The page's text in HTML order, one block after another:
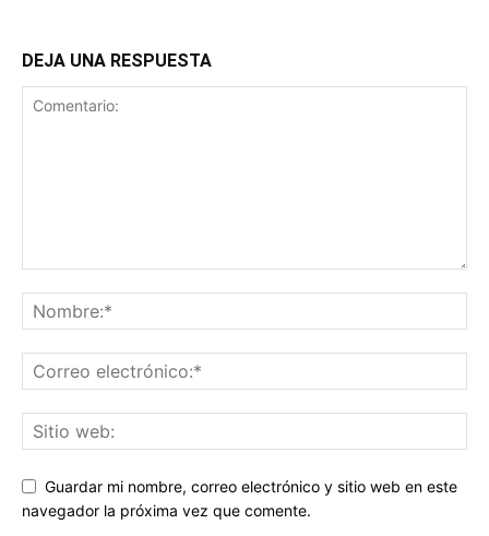
DEJA UNA RESPUESTA
Guardar mi nombre, correo electrónico y sitio web en este
navegador la próxima vez que comente.